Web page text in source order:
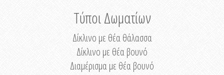
Τύποι Δωματίων
Δίκλινο με θέα θάλασσα
Δίκλινο με θέα βουνό
Διαμέρισμα με θέα βουνό